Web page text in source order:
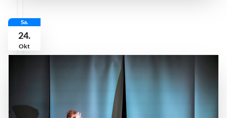
Sa.
24.
Okt